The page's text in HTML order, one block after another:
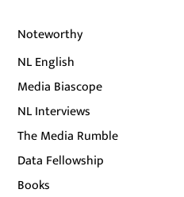
Noteworthy
NL English
Media Biascope
NL Interviews
The Media Rumble
Data Fellowship
Books